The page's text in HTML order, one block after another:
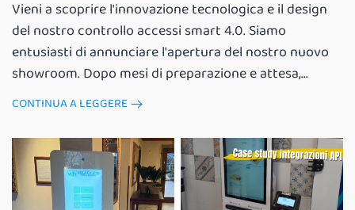
Vieni a scoprire l'innovazione tecnologica e il design
del nostro controllo accessi smart 4.0. Siamo
entusiasti di annunciare l'apertura del nostro nuovo
showroom. Dopo mesi di preparazione e attesa,...
CONTINUA A LEGGERE